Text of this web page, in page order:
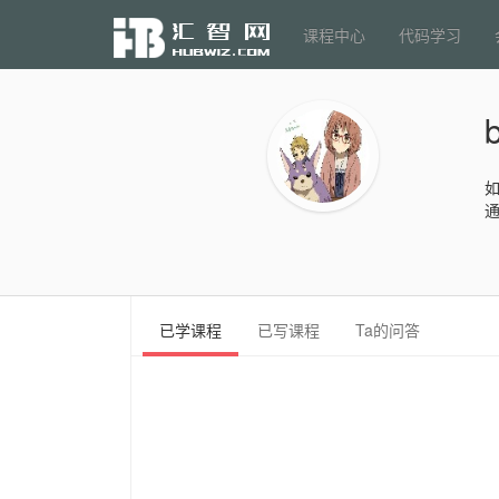
课程中心 代码学习
已学课程 已写课程 Ta的问答